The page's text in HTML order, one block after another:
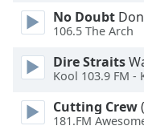
Area
Background
No Doubt
106.5 The Arch
Dire Straits
Kool 103.9 FM -
Cutting Crew
181.FM